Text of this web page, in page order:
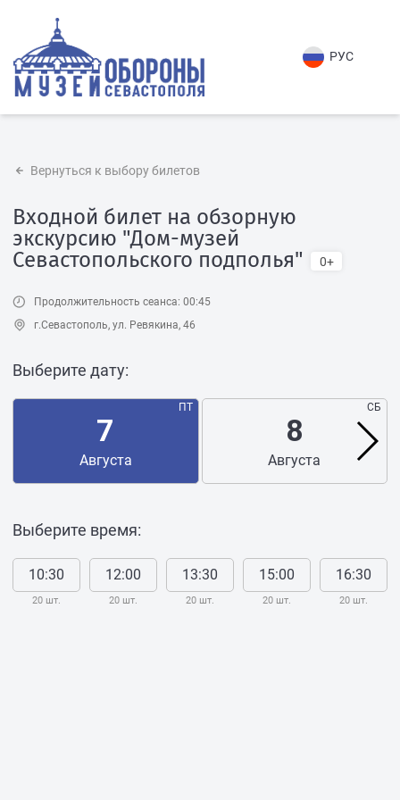
РУС
Вернуться к выбору билетов
Входной билет на обзорную
экскурсию "Дом-музей
Севастопольского подполья"
0+
Продолжительность сеанса: 00:45
г.Севастополь, ул. Ревякина, 46
Выберите дату:
ПТ
7
Августа
СБ
8
Августа
Выберите время:
10:30
20 шт.
12:00
20 шт.
13:30
20 шт.
15:00
20 шт.
16:30
20 шт.